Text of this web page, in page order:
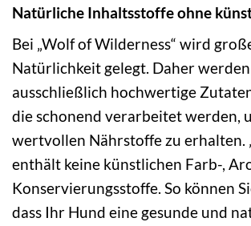
Natürliche Inhaltsstoffe ohne
Bei „Wolf of Wilderness“ wird
Natürlichkeit gelegt. Daher werden
ausschließlich hochwertige
die schonend verarbeitet werden,
wertvollen Nährstoffe zu erhalten.
enthält keine künstlichen Farb-,
Konservierungsstoffe. So können
dass Ihr Hund eine gesunde und